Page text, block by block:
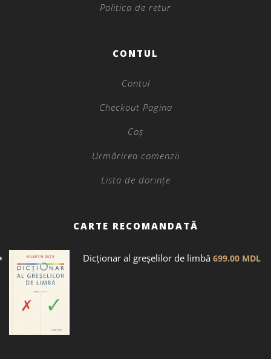
Politica de retur
CONTUL
Contul
Checkout Pagina
Coș
Urmărirea comenzii
Lista de dorințe
CARTE RECOMANDATĂ
Dicţionar al greșelilor de limbă 699.00 MDL